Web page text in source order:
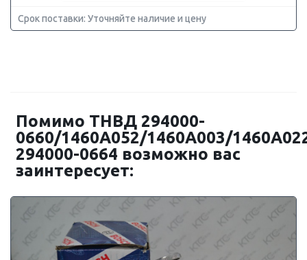
Срок поставки: Уточняйте наличие и цену
Помимо ТНВД 294000-
0660/1460A052/1460A003/
294000-0664 возможно вас
заинтересует: